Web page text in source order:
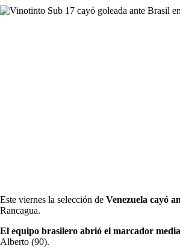
Este viernes la selección de Venezuela cayó
Rancagua.
El equipo brasilero abrió el marcador
Alberto (90).